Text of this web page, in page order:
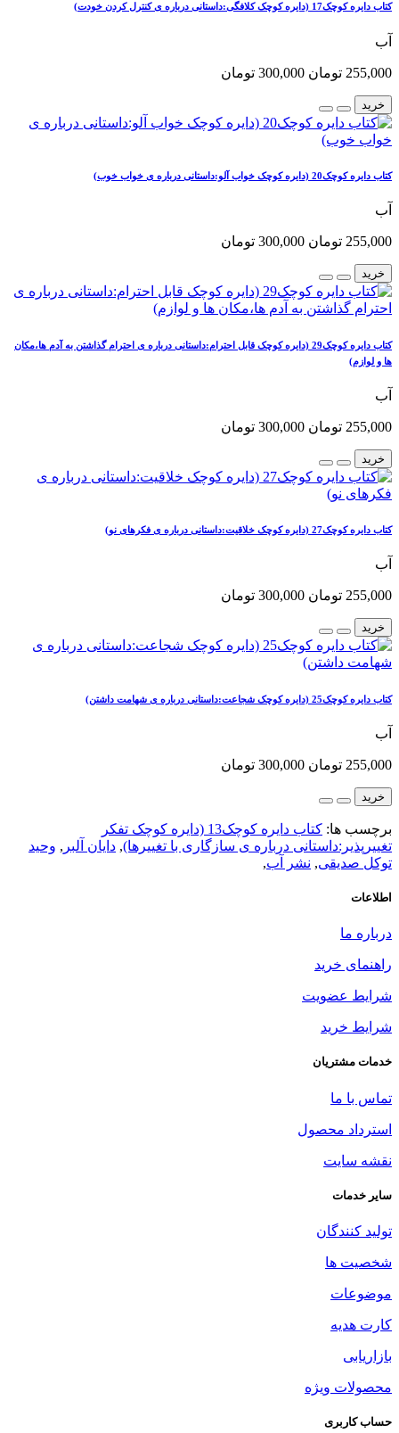
کتاب دایره کوچک17 (دایره کوچک کلافگی:داستانی درباره ی کنترل کردن خودت)
آب
255,000 تومان 300,000 تومان
خرید
کتاب دایره کوچک20 (دایره کوچک خواب آلو:داستانی درباره ی خواب خوب)
آب
255,000 تومان 300,000 تومان
خرید
کتاب دایره کوچک29 (دایره کوچک قابل احترام:داستانی درباره ی احترام گذاشتن به آدم ها،مکان
ها و لوازم)
آب
255,000 تومان 300,000 تومان
خرید
کتاب دایره کوچک27 (دایره کوچک خلاقیت:داستانی درباره ی فکرهای نو)
آب
255,000 تومان 300,000 تومان
خرید
کتاب دایره کوچک25 (دایره کوچک شجاعت:داستانی درباره ی شهامت داشتن)
آب
255,000 تومان 300,000 تومان
خرید
برچسب ها:
کتاب دایره کوچک13 (دایره کوچک تفکر
تغییرپذیر:داستانی درباره ی سازگاری با تغییرها), دایان آلبر , وحید
توکل صدیقی, نشر آب,
اطلاعات
درباره ما
راهنمای خرید
شرایط عضویت
شرایط خرید
خدمات مشتریان
تماس با ما
استرداد محصول
نقشه سایت
سایر خدمات
تولید کنندگان
شخصیت ها
موضوعات
کارت هدیه
بازاریابی
محصولات ویژه
حساب کاربری